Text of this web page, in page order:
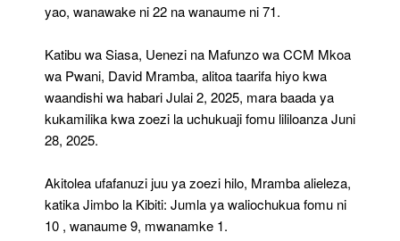
yao, wanawake ni 22 na wanaume ni 71.
Katibu wa Siasa, Uenezi na Mafunzo wa CCM Mkoa
wa Pwani, David Mramba, alitoa taarifa hiyo kwa
waandishi wa habari Julai 2, 2025, mara baada ya
kukamilika kwa zoezi la uchukuaji fomu lililoanza Juni
28, 2025.
Akitolea ufafanuzi juu ya zoezi hilo, Mramba alieleza,
katika Jimbo la Kibiti: Jumla ya waliochukua fomu ni
10 , wanaume 9, mwanamke 1.